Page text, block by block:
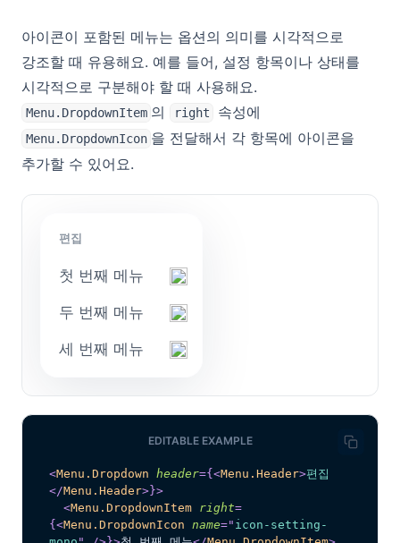
아이콘이 포함된 메뉴는 옵션의 의미를 시각적으로
강조할 때 유용해요. 예를 들어, 설정 항목이나 상태를
시각적으로 구분해야 할 때 사용해요.
Menu.DropdownItem 의 right 속성에
Menu.DropdownIcon 을 전달해서 각 항목에 아이콘을
추가할 수 있어요.
편집
첫 번째 메뉴
두 번째 메뉴
세 번째 메뉴
EDITABLE EXAMPLE
<Menu.Dropdown header={ <Menu.Header>편집
</Menu.Header> }>
<Menu.DropdownItem right=
{ <Menu.DropdownIcon name=" icon-setting-